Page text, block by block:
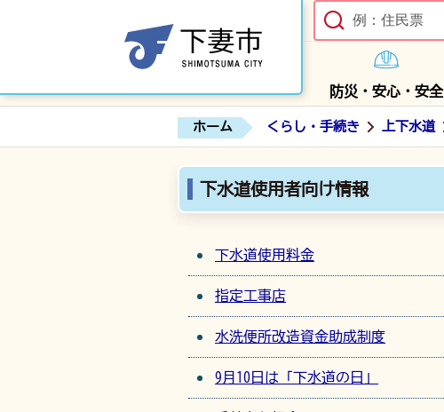
防災・安心・安全
ホーム くらし・手続き 上下水道
下水道使用者向け情報
下水道使用料金
指定工事店
水洗便所改造資金助成制度
9月10日は「下水道の日」